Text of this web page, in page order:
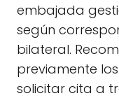
embajada
según
bilateral.
previamente
solicitar cita a